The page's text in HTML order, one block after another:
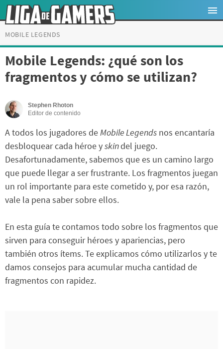
MOBILE LEGENDS
Mobile Legends: ¿qué son los
fragmentos y cómo se utilizan?
Stephen Rhoton
Editor de contenido
A todos los jugadores deMobile Legends nos encantaría
desbloquear cada héroe yskindel juego.
Desafortunadamente, sabemos que es un camino largo
que puede llegar a ser frustrante. Los fragmentos juegan
un rol importante para este cometido y, por esa razón,
vale la pena saber sobre ellos.
En esta guía te contamos todo sobre los fragmentos que
sirven para conseguir héroes y apariencias, pero
también otros ítems. Te explicamos cómo utilizarlos y te
damos consejos para acumular mucha cantidad de
fragmentos con rapidez.